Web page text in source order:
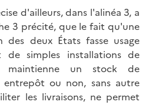
d'ailleurs, dans l'alinéa 3, a
3 précité, que le fait qu'une
des deux États fasse usage
de simples installations de
un stock de
entrepôt ou non, sans autre
les livraisons, ne permet